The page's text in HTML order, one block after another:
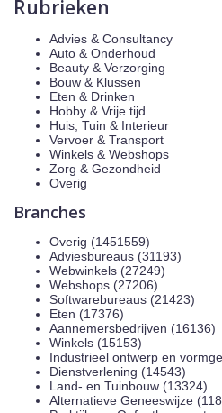
Rubrieken
Advies & Consultancy
Auto & Onderhoud
Beauty & Verzorging
Bouw & Klussen
Eten & Drinken
Hobby & Vrije tijd
Huis, Tuin & Interieur
Vervoer & Transport
Winkels & Webshops
Zorg & Gezondheid
Overig
Branches
Overig (1451559)
Adviesbureaus (31193)
Webwinkels (27249)
Webshops (27206)
Softwarebureaus (21423)
Eten (17376)
Aannemersbedrijven (16136)
Winkels (15153)
Industrieel ontwerp en
Dienstverlening (14543)
Land- en Tuinbouw (13324)
Alternatieve Geneeswijze